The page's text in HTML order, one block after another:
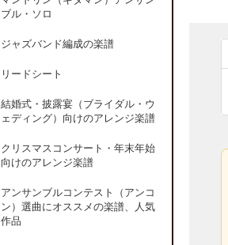
ブル・ソロ
ジャズバンド編成の楽譜
リードシート
結婚式・披露宴（ブライダル・ウ
ェディング）向けのアレンジ楽譜
クリスマスコンサート・年末年始
向けのアレンジ楽譜
アンサンブルコンテスト（アンコ
ン）選曲にオススメの楽譜、人気
作品